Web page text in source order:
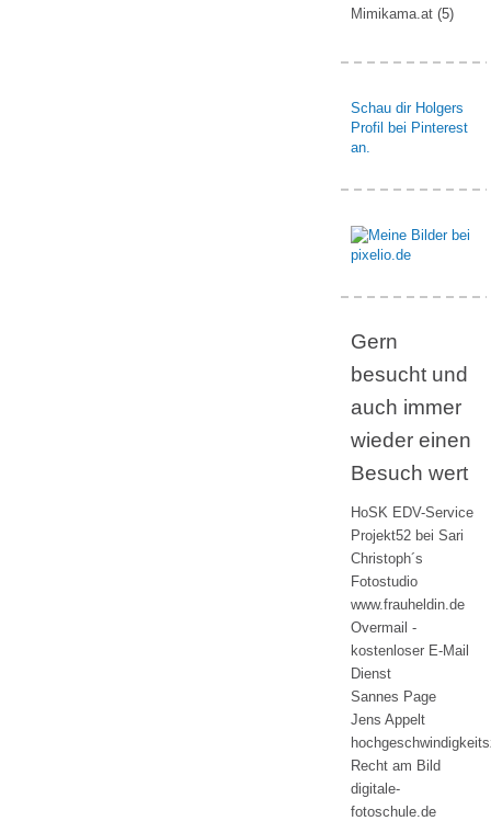
Mimikama.at (5)
Schau dir Holgers
Profil bei Pinterest
an.
Gern
besucht und
auch immer
wieder einen
Besuch wert
HoSK EDV-Service
Projekt52 bei Sari
Christoph´s
Fotostudio
www.frauheldin.de
Overmail -
kostenloser E-Mail
Dienst
Sannes Page
Jens Appelt
Recht am Bild
digitale-
fotoschule.de